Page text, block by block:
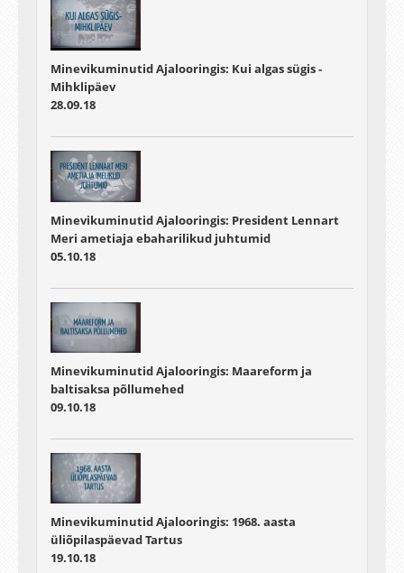
Minevikuminutid Ajalooringis: Kui algas sügis -
Mihklipäev
28.09.18
Minevikuminutid Ajalooringis: President Lennart
Meri ametiaja ebaharilikud juhtumid
05.10.18
Minevikuminutid Ajalooringis: Maareform ja
baltisaksa põllumehed
09.10.18
Minevikuminutid Ajalooringis: 1968. aasta
üliõpilaspäevad Tartus
19.10.18